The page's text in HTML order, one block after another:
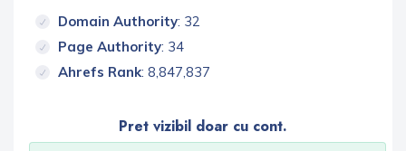
Domain Authority: 32
Page Authority: 34
Ahrefs Rank: 8,847,837
Pret vizibil doar cu cont.